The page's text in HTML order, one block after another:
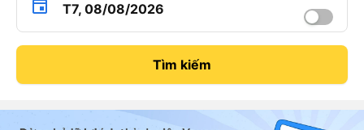
T7, 08/08/2026
Tìm kiếm